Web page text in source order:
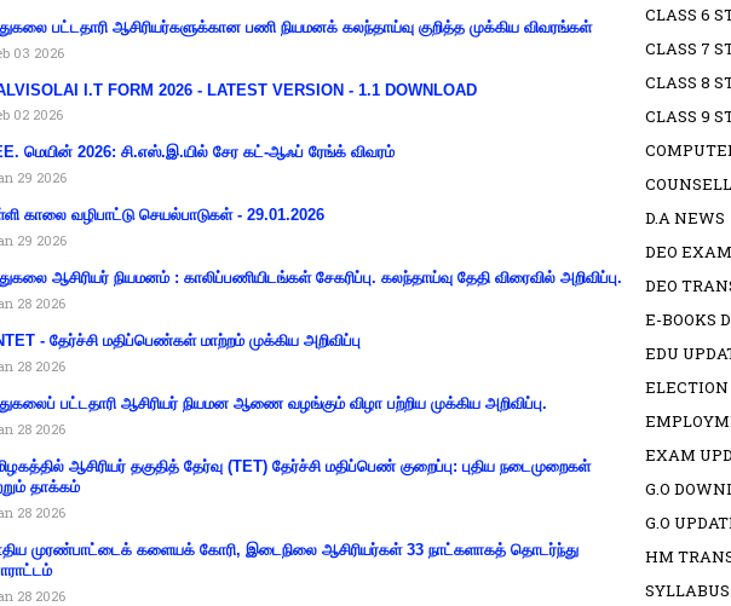
பட்டதாரி ஆசிரியர்களுக்கான பணி நியமனக் கலந்தாய்வு குறித்த முக்கிய விவரங்கள்
03 2026
I.T FORM 2026 - LATEST VERSION - 1.1 DOWNLOAD
02 2026
மெயின் 2026: சி.எஸ்.இ.யில் சேர கட்-ஆஃப் ரேங்க் விவரம்
29 2026
காலை வழிபாட்டு செயல்பாடுகள் - 29.01.2026
29 2026
ஆசிரியர் நியமனம் : காலிப்பணியிடங்கள் சேகரிப்பு. கலந்தாய்வு தேதி விரைவில் அறிவிப்பு.
28 2026
- தேர்ச்சி மதிப்பெண்கள் மாற்றம் முக்கிய அறிவிப்பு
28 2026
பட்டதாரி ஆசிரியர் நியமன ஆணை வழங்கும் விழா பற்றிய முக்கிய அறிவிப்பு.
28 2026
ஆசிரியர் தகுதித் தேர்வு (TET) தேர்ச்சி மதிப்பெண் குறைப்பு: புதிய நடைமுறைகள்
தாக்கம்
28 2026
முரண்பாட்டைக் களையக் கோரி, இடைநிலை ஆசிரியர்கள் 33 நாட்களாகத் தொடர்ந்து
28 2026
CLASS 6
CLASS 7
CLASS 8
CLASS 9
D.A NEWS
DEO
DEO
E-BOOKS
EDU
ELECTION
EXAM
G.O
G.O
HM